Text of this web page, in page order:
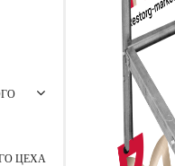
ЦЕХА